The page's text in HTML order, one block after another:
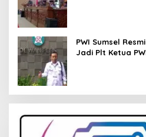
PWI Sumsel
Jadi Plt Ketua